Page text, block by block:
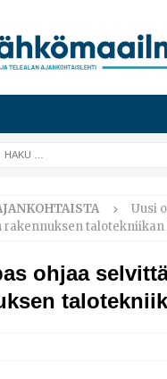
Uusi
rakennuksen talotekniikan
ohjaa